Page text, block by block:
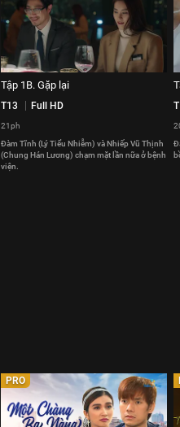
Tập 1B. Gặp lại
T13 Full HD
21ph
Đàm Tĩnh (Lý Tiểu Nhiễm) và Nhiếp Vũ Thịnh
(Chung Hán Lương) chạm mặt lần nữa ở bệnh
viện.
PRO